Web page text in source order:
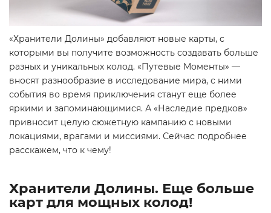
«Хранители Долины» добавляют новые карты, с
которыми вы получите возможность создавать больше
разных и уникальных колод. «Путевые Моменты» —
вносят разнообразие в исследование мира, с ними
события во время приключения станут еще более
яркими и запоминающимися. А «Наследие предков»
привносит целую сюжетную кампанию с новыми
локациями, врагами и миссиями. Сейчас подробнее
расскажем, что к чему!
Хранители Долины. Еще больше
карт для мощных колод!